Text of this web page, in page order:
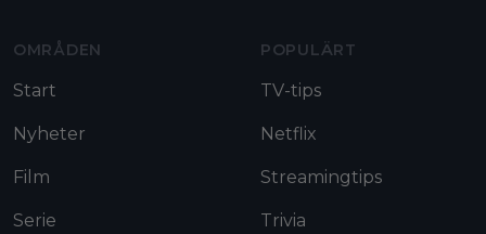
OMRÅDEN
Start
Nyheter
Film
Serie
POPULÄRT
TV-tips
Netflix
Streamingtips
Trivia